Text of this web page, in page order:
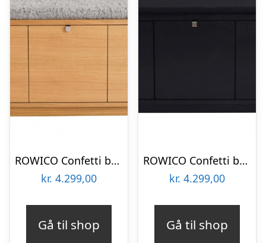
ROWICO Confetti bænk – olieret eg/lysegrå hynde, m. 3 skuffer
kr. 4.299,00
Gå til shop
ROWICO Confetti bænk – sort eg/sort stofhynde, m. 3 skuffer
kr. 4.299,00
Gå til shop